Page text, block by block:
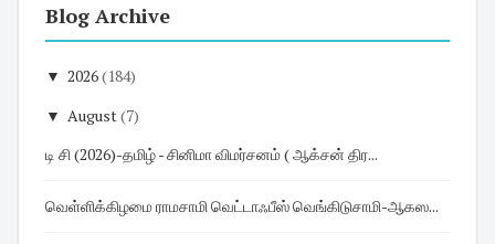
Blog Archive
▼ 2026(184)
▼ August(7)
டி சி (2026)-தமிழ் - சினிமா விமர்சனம் ( ஆக்சன் திர...
வெள்ளிக்கிழமை ராமசாமி வெட்டாஃபீஸ் வெங்கிடுசாமி-ஆகஸ...